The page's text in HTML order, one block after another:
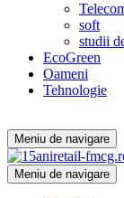
soft
studii
EcoGreen
Oameni
Tehnologie
Meniu de navigare
Meniu de navigare